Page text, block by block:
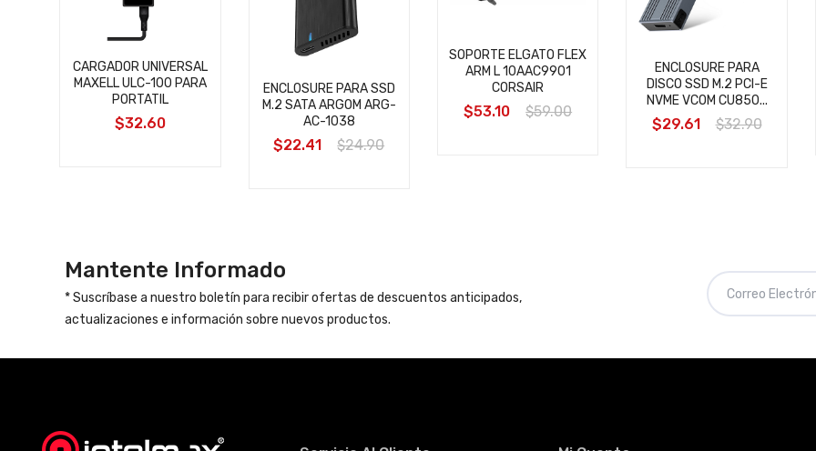
CARGADOR UNIVERSAL
MAXELL ULC-100 PARA
PORTATIL
$32.60
ENCLOSURE PARA SSD
M.2 SATA ARGOM ARG-
AC-1038
$22.41 $24.90
SOPORTE ELGATO FLEX
ARM L 10AAC9901
CORSAIR
$53.10 $59.00
ENCLOSURE PARA
DISCO SSD M.2 PCI-E
NVME VCOM CU850...
$29.61 $32.90
Mantente Informado
* Suscríbase a nuestro boletín para recibir ofertas de descuentos anticipados,
actualizaciones e información sobre nuevos productos.